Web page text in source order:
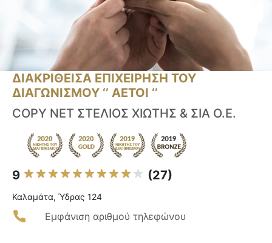
ΔΙΑΚΡΙΘΕΙΣΑ ΕΠΙΧΕΙΡΗΣΗ ΤΟΥ
ΔΙΑΓΩΝΙΣΜΟΥ ‘’ ΑΕΤΟΙ ‘’
COPY NET ΣΤΕΛΙΟΣ ΧΙΩΤΗΣ & ΣΙΑ Ο.Ε.
9 (27)
Καλαμάτα, Ύδρας 124
Εμφάνιση αριθμού τηλεφώνου